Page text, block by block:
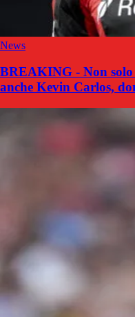
News
BREAKING - Non
anche Kevin Carlos,